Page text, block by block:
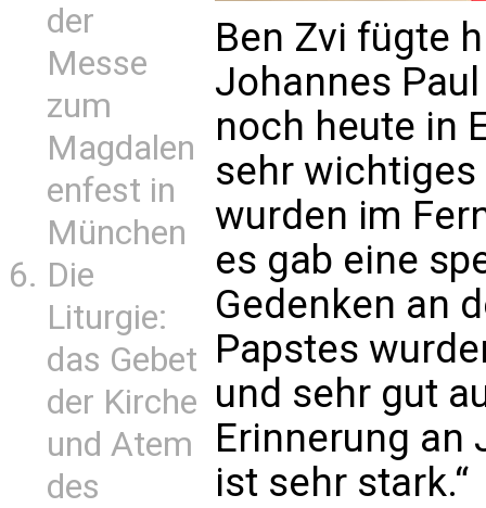
der
Messe
zum
Magdalen
enfest in
München
Die
Liturgie:
das Gebet
der Kirche
und Atem
des
Ben Zvi fügte
Johannes
noch heute in
sehr wichtiges
wurden im
es gab eine
Gedenken an
Papstes
und sehr gut
Erinnerung an
ist sehr stark.“